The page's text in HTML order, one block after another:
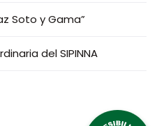
Soto y Gama”
del SIPINNA